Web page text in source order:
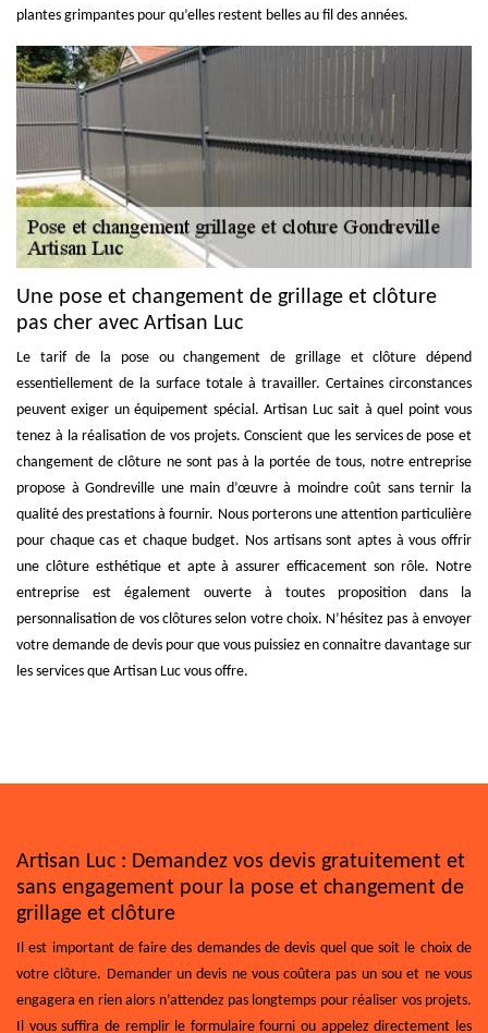
plantes grimpantes pour qu’elles restent belles au fil des années.
Une pose et changement de grillage et clôture
pas cher avec Artisan Luc
Le tarif de la pose ou changement de grillage et clôture dépend
essentiellement de la surface totale à travailler. Certaines circonstances
peuvent exiger un équipement spécial. Artisan Luc sait à quel point vous
tenez à la réalisation de vos projets. Conscient que les services de pose et
changement de clôture ne sont pas à la portée de tous, notre entreprise
propose à Gondreville une main d’œuvre à moindre coût sans ternir la
qualité des prestations à fournir. Nous porterons une attention particulière
pour chaque cas et chaque budget. Nos artisans sont aptes à vous offrir
une clôture esthétique et apte à assurer efficacement son rôle. Notre
entreprise est également ouverte à toutes proposition dans la
personnalisation de vos clôtures selon votre choix. N’hésitez pas à envoyer
votre demande de devis pour que vous puissiez en connaitre davantage sur
les services que Artisan Luc vous offre.
Artisan Luc : Demandez vos devis gratuitement et
sans engagement pour la pose et changement de
grillage et clôture
Il est important de faire des demandes de devis quel que soit le choix de
votre clôture. Demander un devis ne vous coûtera pas un sou et ne vous
engagera en rien alors n’attendez pas longtemps pour réaliser vos projets.
Il vous suffira de remplir le formulaire fourni ou appelez directement les